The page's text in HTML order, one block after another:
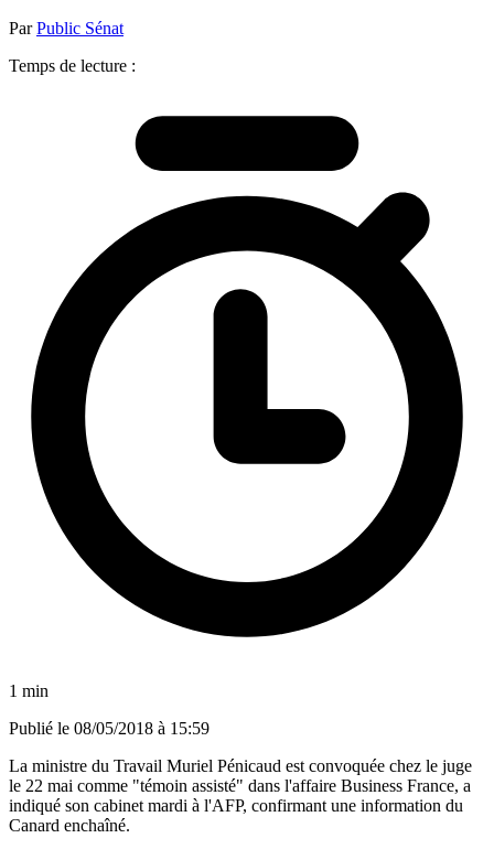
ParPublic Sénat
Temps de lecture :
1 min
Publié le 08/05/2018 à 15:59
La ministre du Travail Muriel Pénicaud est convoquée chez le juge
le 22 mai comme "témoin assisté" dans l'affaire Business France, a
indiqué son cabinet mardi à l'AFP, confirmant une information du
Canard enchaîné.